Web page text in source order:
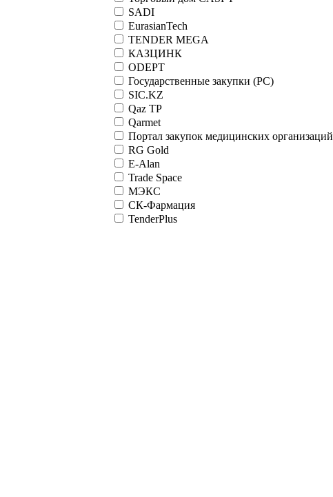
SADI
EurasianTech
TENDER MEGA
КАЗЦИНК
ODEPT
Государственные закупки (РС)
SIC.KZ
Qaz TP
Qarmet
Портал закупок медицинских организаций
RG Gold
E-Alan
Trade Space
МЭКС
СК-Фармация
TenderPlus